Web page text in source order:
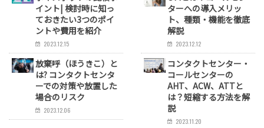
イント| 検討時に知っ
ておきたい3つのポイ
ントや費用を紹介
2023.12.15
ターへの導入メリッ
ト、種類・機能を徹底
解説
2023.12.12
放棄呼（ほうきこ）と
は? コンタクトセンタ
ーでの対策や放置した
場合のリスク
2023.12.06
コンタクトセンター・
コールセンターの
AHT、ACW、ATTと
は？短縮する方法を解
説
2023.11.20